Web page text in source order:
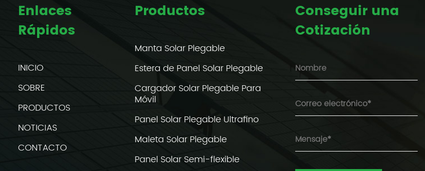
Enlaces
Rápidos
INICIO
SOBRE
PRODUCTOS
NOTICIAS
CONTACTO
Productos
Manta Solar Plegable
Estera de Panel Solar Plegable
Cargador Solar Plegable Para
Móvil
Panel Solar Plegable Ultrafino
Maleta Solar Plegable
Panel Solar Semi-flexible
Conseguir una
Cotización